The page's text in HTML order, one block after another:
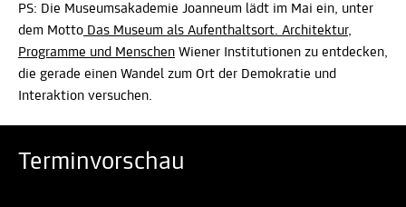
PS: Die Museumsakademie Joanneum lädt im Mai ein, unter
dem Motto Das Museum als Aufenthaltsort. Architektur,
Programme und Menschen Wiener Institutionen zu entdecken,
die gerade einen Wandel zum Ort der Demokratie und
Interaktion versuchen.
Terminvorschau